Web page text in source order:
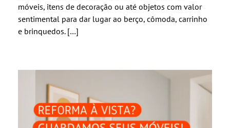
móveis, itens de decoração ou até objetos com valor
sentimental para dar lugar ao berço, cômoda, carrinho
e brinquedos. […]